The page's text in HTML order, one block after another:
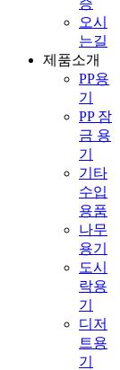
증
오시
는길
제품소개
PP용
기
PP 잠
금 용
기
기타
수입
용품
나무
용기
도시
락용
기
디저
트용
기